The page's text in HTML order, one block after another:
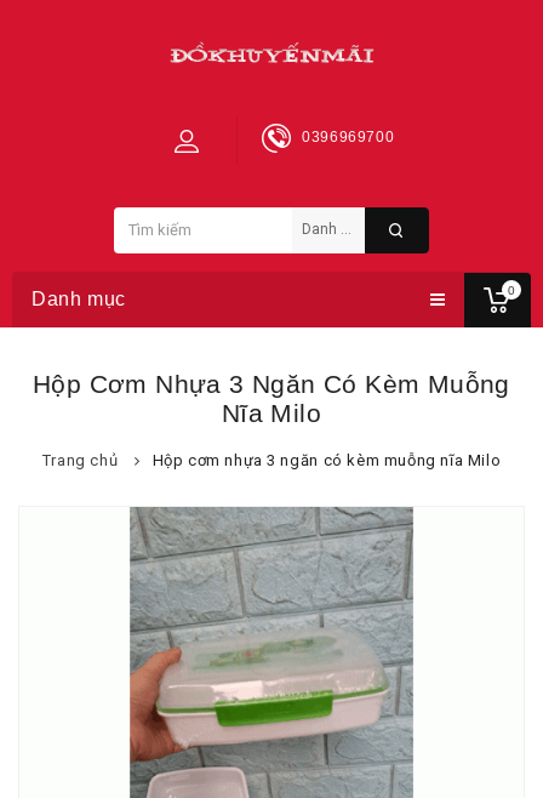
0
0396969700
Danh mục
Hộp Cơm Nhựa 3 Ngăn Có Kèm Muỗng
Nĩa Milo
Trang chủ Hộp cơm nhựa 3 ngăn có kèm muỗng nĩa Milo